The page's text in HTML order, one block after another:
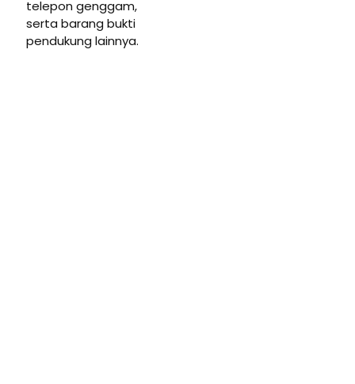
telepon genggam,
serta barang bukti
pendukung lainnya.